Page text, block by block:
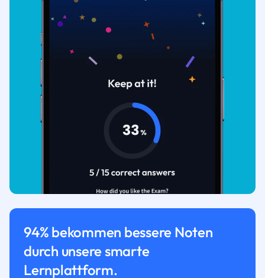
94% bekommen bessere Noten
durch unsere smarte
Lernplattform.